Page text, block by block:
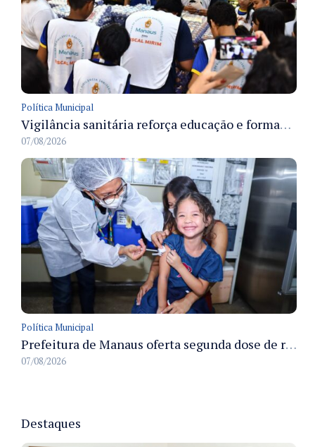
Política Municipal
Vigilância sanitária reforça educação e formação de médicos em Manaus na Semana da Vigilância 2026
07/08/2026
Política Municipal
Prefeitura de Manaus oferta segunda dose de reforço da vacina contra a poliomielite para crianças de 4 anos durante Campanha de Multivacinação 2026
07/08/2026
Destaques